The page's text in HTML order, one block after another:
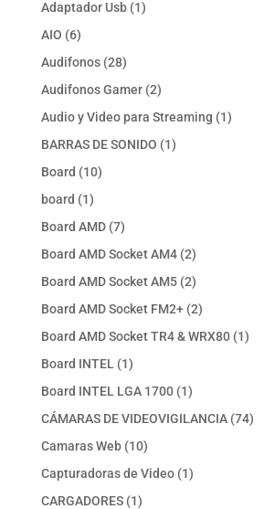
Adaptador Usb 11
AIO 66
productos
Audifonos 2828
productos
Audifonos Gamer 22
productos
Audio y Video para Streaming 11
BARRAS DE SONIDO 11
Board 1010
board 11
producto
Board AMD 77
productos
Board AMD Socket AM4 22
productos
Board AMD Socket AM5 22
productos
Board AMD Socket FM2+ 22
productos
Board AMD Socket TR4 & WRX80 11
Board INTEL 11
producto
Board INTEL LGA 1700 11
producto
CÁMARAS DE VIDEOVIGILANCIA 7474
Camaras Web 1010
productos
Capturadoras de Video 11
CARGADORES 11